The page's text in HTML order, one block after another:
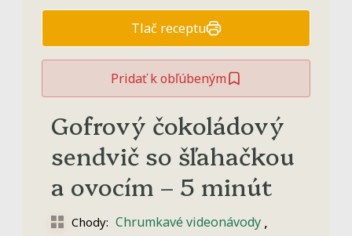
Tlač receptu
Pridať k obľúbeným
Gofrový čokoládový
sendvič so šľahačkou
a ovocím – 5 minút
Chody: Chrumkavé videonávody ,